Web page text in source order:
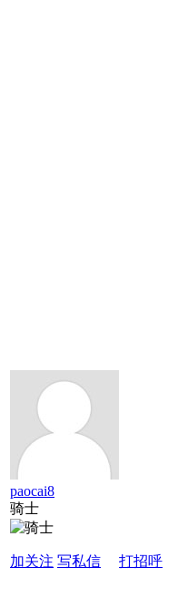
paocai8
骑士
加关注 写私信 打招呼